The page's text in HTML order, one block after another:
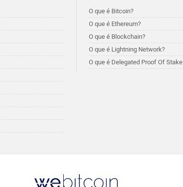
O que é Bitcoin?
O que é Ethereum?
O que é Blockchain?
O que é Lightning Network?
O que é Delegated Proof Of Stake